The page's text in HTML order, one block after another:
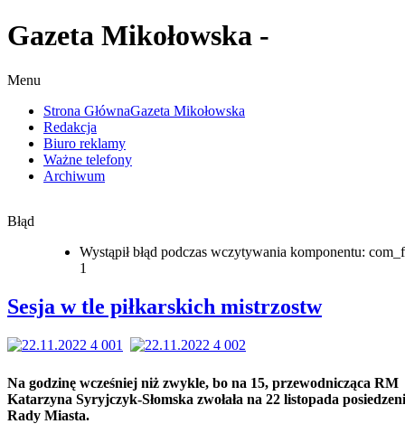
Gazeta Mikołowska -
Menu
Strona GłównaGazeta Mikołowska
Redakcja
Biuro reklamy
Ważne telefony
Archiwum
Błąd
Wystąpił błąd podczas wczytywania komponentu:
1
Sesja w tle piłkarskich mistrzostw
Na godzinę wcześniej niż zwykle, bo na 15, przewodnicząca RM
Katarzyna Syryjczyk-Słomska zwołała na 22 listopada
Rady Miasta.